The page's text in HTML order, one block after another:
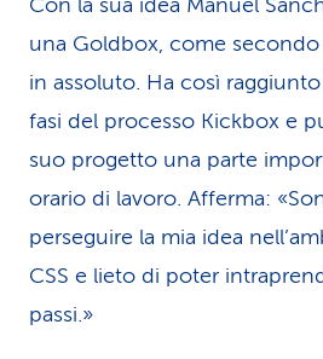
Con la sua idea Manuel
una Goldbox, come secondo
in assoluto. Ha così
fasi del processo Kickbox e
suo progetto una parte
orario di lavoro. Afferma:
perseguire la mia idea
CSS e lieto di poter
passi.»